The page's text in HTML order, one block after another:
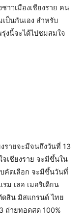
าวเมืองเชียงราย คน
ป็นกันเอง สำหรับ
งนี้จะได้ไปชมสมใจ
รายจะมีจนถึงวันที่ 13
เชียงราย จะมีขึ้นใน
คัดเลือก จะมีขึ้นวันที่
ม เลอ เมอริเดียน
ดสิน มิสแกรนด์ ไทย
ถ่ายทอดสด 100%